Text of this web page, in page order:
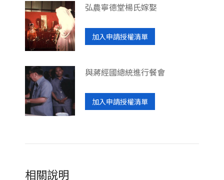
弘農寧德堂楊氏嫁娶
加入申請授權清單
與蔣經國總統進行餐會
加入申請授權清單
相關說明